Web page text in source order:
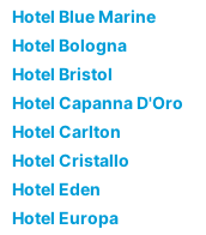
Hotel Blue Marine
Hotel Bologna
Hotel Bristol
Hotel Capanna D'Oro
Hotel Carlton
Hotel Cristallo
Hotel Eden
Hotel Europa